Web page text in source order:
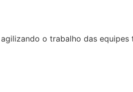
o trabalho das equipes